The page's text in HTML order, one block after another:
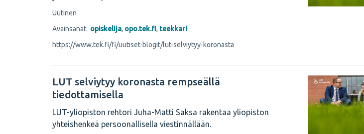
Uutinen
Avainsanat: opiskelija, opo.tek.fi, teekkari
https://www.tek.fi/fi/uutiset-blogit/lut-selviytyy-koronasta
LUT selviytyy koronasta rempseällä
tiedottamisella
LUT-yliopiston rehtori Juha-Matti Saksa rakentaa yliopiston
yhteishenkeä persoonallisella viestinnällään.